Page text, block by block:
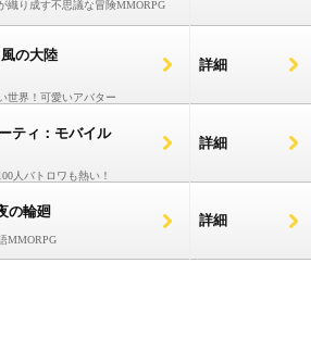
織り成す不思議な冒険MMORPG
の大陸
世界！可愛いアバター
詳細
ティ：モバイル
人バトロワも熱い！
詳細
の輪廻
MMORPG
詳細